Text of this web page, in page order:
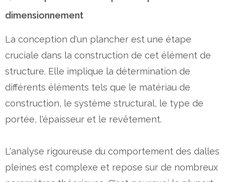
dimensionnement
La conception d'un plancher est une étape
cruciale dans la construction de cet élément de
structure. Elle implique la détermination de
différents éléments tels que le matériau de
construction, le système structural, le type de
portée, l'épaisseur et le revêtement.
L'analyse rigoureuse du comportement des dalles
pleines est complexe et repose sur de nombreux